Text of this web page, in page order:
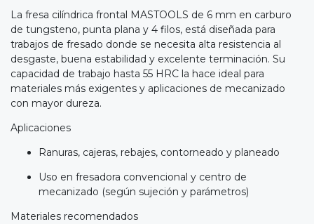
La fresa cilíndrica frontal MASTOOLS de 6 mm en carburo
de tungsteno, punta plana y 4 filos, está diseñada para
trabajos de fresado donde se necesita alta resistencia al
desgaste, buena estabilidad y excelente terminación. Su
capacidad de trabajo hasta 55 HRC la hace ideal para
materiales más exigentes y aplicaciones de mecanizado
con mayor dureza.
Aplicaciones
Ranuras, cajeras, rebajes, contorneado y planeado
Uso en fresadora convencional y centro de
mecanizado (según sujeción y parámetros)
Materiales recomendados